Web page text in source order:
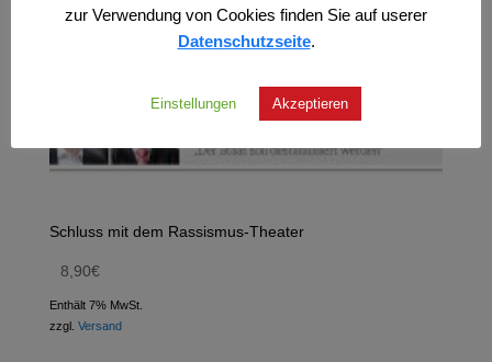
Schluss mit dem Rassismus-Theater
8,90€
Enthält 7% MwSt.
zzgl. Versand
zur Verwendung von Cookies finden Sie auf userer
Datenschutzseite.
Einstellungen Akzeptieren